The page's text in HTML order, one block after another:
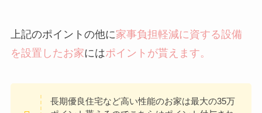
上記のポイントの他に家事負担軽減に資する設備
を設置したお家にはポイントが貰えます。
長期優良住宅など高い性能のお家は最大の35万